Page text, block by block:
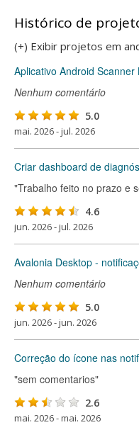
Histórico de
(+) Exibir projetos em
Aplicativo Android Scanner
Nenhum comentário
5.0
mai. 2026 - jul. 2026
Criar dashboard de
"Trabalho feito no prazo e
4.6
jun. 2026 - jul. 2026
Avalonia Desktop -
Nenhum comentário
5.0
jun. 2026 - jun. 2026
Correção do ícone nas
"sem comentarios"
2.6
mai. 2026 - mai. 2026